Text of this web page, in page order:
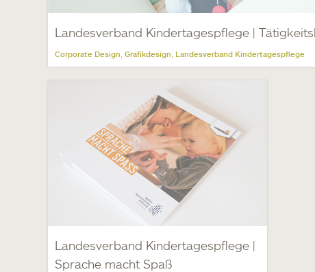
Landesverband Kindertagespflege |
Corporate Design Grafikdesign Landesverband Kindertagespflege
Landesverband Kindertagespflege |
Sprache macht Spaß